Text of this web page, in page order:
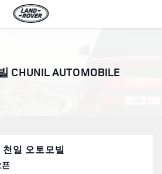
CHUNIL AUTOMOBILE
일 오토모빌
픈